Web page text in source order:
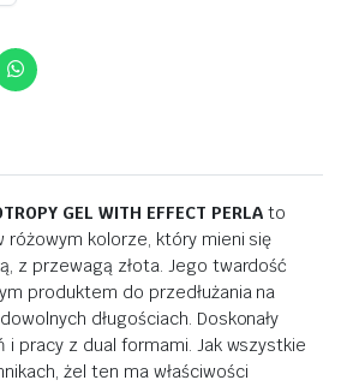
GEL WITH EFFECT PERLAto
różowym kolorze, który mieni się
z przewagą złota. Jego twardość
produktem do przedłużania na
długościach. Doskonały
i pracy z dual formami. Jak wszystkie
żel ten ma właściwości